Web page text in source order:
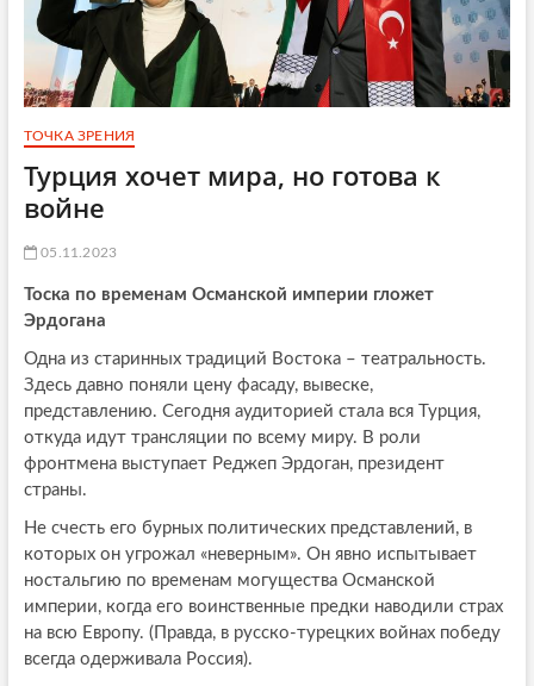
ТОЧКА ЗРЕНИЯ
Турция хочет мира, но готова к
войне
05.11.2023
Тоска по временам Османской империи гложет
Эрдогана
Одна из старинных традиций Востока – театральность.
Здесь давно поняли цену фасаду, вывеске,
представлению. Сегодня аудиторией стала вся Турция,
откуда идут трансляции по всему миру. В роли
фронтмена выступает Реджеп Эрдоган, президент
страны.
Не счесть его бурных политических представлений, в
которых он угрожал «неверным». Он явно испытывает
ностальгию по временам могущества Османской
империи, когда его воинственные предки наводили страх
на всю Европу. (Правда, в русско-турецких войнах победу
всегда одерживала Россия).